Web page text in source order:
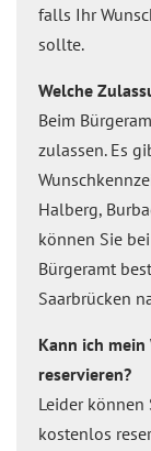
falls Ihr
sollte.
Welche
Beim
zulassen. Es
Halberg,
können Sie
Bürgeramt
Saarbrücken
Kann ich
reservieren?
Leider können
kostenlos